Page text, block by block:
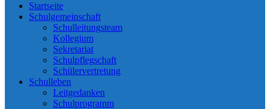
Startseite
Schulgemeinschaft
Schulleitungsteam
Kollegium
Sekretariat
Schulpflegschaft
Schülervertretung
Schulleben
Leitgedanken
Schulprogramm